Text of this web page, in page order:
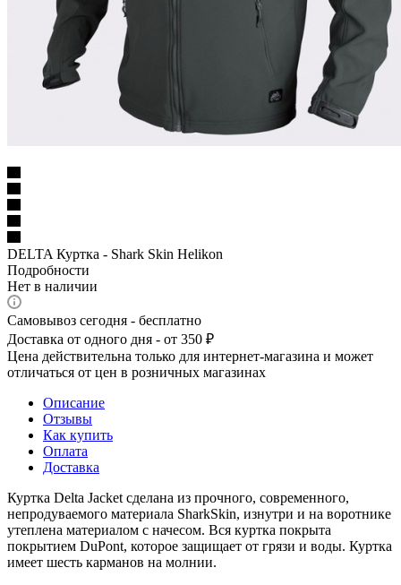
DELTA Куртка - Shark Skin Helikon
Подробности
Нет в наличии
Самовывоз сегодня - бесплатно
Доставка от одного дня - от 350 ₽
Цена действительна только для интернет-магазина и может
отличаться от цен в розничных магазинах
Описание
Отзывы
Как купить
Оплата
Доставка
Куртка Delta Jacket сделана из прочного, современного,
непродуваемого материала SharkSkin, изнутри и на воротнике
утеплена материалом с начесом. Вся куртка покрыта
покрытием DuPont, которое защищает от грязи и воды. Куртка
имеет шесть карманов на молнии.